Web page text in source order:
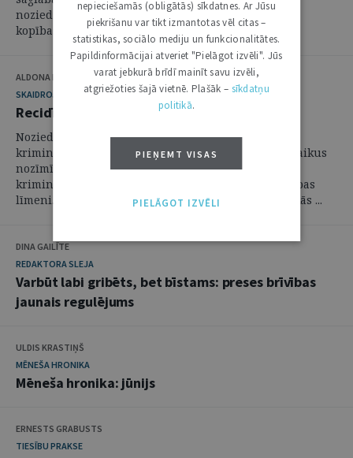
noziedzīga nodarījuma un noziedzīgu nodarījumu
kopības izpratnes un savstarpējās norobežošanas ...
ALDONA KIPĀNE, EVIJA VĪNKALNA
SKAIDROJUMI. VIEDOKĻI
Recidīvs krimināltiesisko zinātņu skatījumā
Noziedzīgu nodarījumu recidīvs ir viena no
krimināltiesisko zinātņu komplicētākajām un vienlaikus
nozīmīgākajām tēmām, jo tieši ietekmē gan
kriminālpolitikas veidošanu, gan sabiedrības drošības
līmeni. Recidīva problemātika atklāj krimināltiesiskās ...
DINA GAILĪTE
REDAKTORA SLEJA
Varbūt labi gribēts, bet bīstams: preses brīvības
jaunais regulējums
ULDIS KRASTIŅŠ
MĒNEŠA HRONIKA
Mēneša hronika: jūnijs
ERNESTS GRABUSTS
TIESĪBU PRAKSE
nepieciešamās (obligātās) sīkdatnes. Ar Jūsu
piekrišanu var tikt izmantotas vēl citas –
statistikas, sociālo mediju un funkcionalitātes.
Papildinformācijai atveriet "Pielāgot izvēli". Jūs
varat jebkurā brīdī mainīt savu izvēli,
atgriežoties šajā vietnē. Plašāk – sīkdatņu
politikā.
PIEŅEMT VISAS
PIELĀGOT IZVĒLI